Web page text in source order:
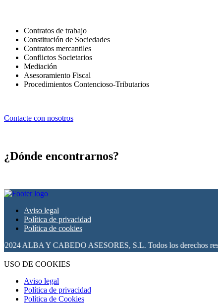
Contratos de trabajo
Constitución de Sociedades
Contratos mercantiles
Conflictos Societarios
Mediación
Asesoramiento Fiscal
Procedimientos Contencioso-Tributarios
Contacte con nosotros
¿Dónde encontrarnos?
Aviso legal
Política de privacidad
Política de cookies
Y CABEDO ASESORES, S.L. Todos los derechos
USO DE COOKIES
Aviso legal
Política de privacidad
Política de Cookies